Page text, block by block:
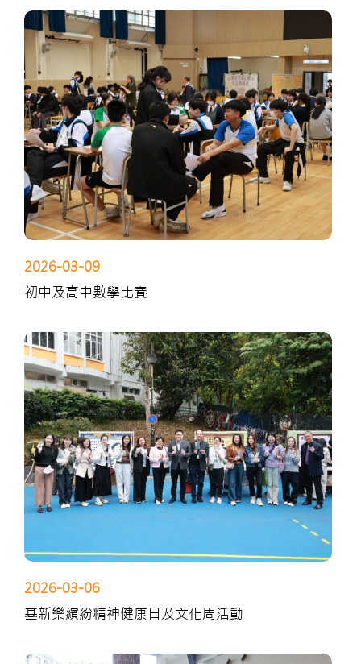
2026-03-09
初中及高中數學比賽
2026-03-06
基新樂繽紛精神健康日及文化周活動